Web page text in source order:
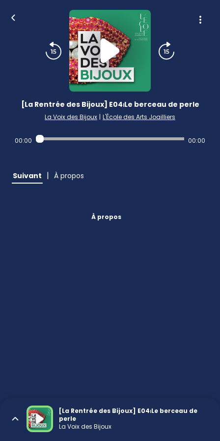
[La Rentrée des Bijoux] E04⏐Le berceau de perle
La Voix des Bijoux | L'École des Arts Joailliers
00:00 00:00
Suivant | À propos
À propos
[La Rentrée des Bijoux] E04⏐Le berceau de
perle
La Voix des Bijoux